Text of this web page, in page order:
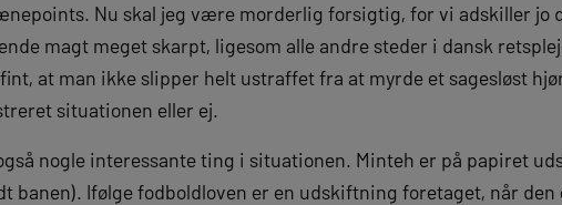
Nu skal jeg være morderlig forsigtig, for vi adskiller jo
magt meget skarpt, ligesom alle andre steder i dansk
at man ikke slipper helt ustraffet fra at myrde et sagesløst
situationen eller ej.
nogle interessante ting i situationen. Minteh er på papiret
banen). Ifølge fodboldloven er en udskiftning foretaget, når